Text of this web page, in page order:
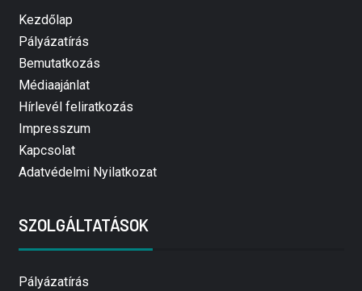
Kezdőlap
Pályázatírás
Bemutatkozás
Médiaajánlat
Hírlevél feliratkozás
Impresszum
Kapcsolat
Adatvédelmi Nyilatkozat
SZOLGÁLTATÁSOK
Pályázatírás